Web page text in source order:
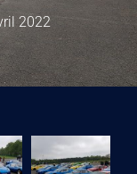
E
R
R
L
2022